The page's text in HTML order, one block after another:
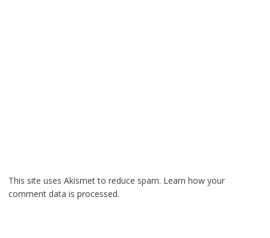
This site uses Akismet to reduce spam. Learn how your
comment data is processed.